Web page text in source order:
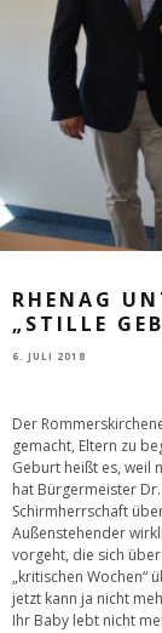
RHENAG
„STILLE
6. JULI 2018
Der
gemacht, Eltern zu
Geburt heißt es, weil
hat Bürgermeister
Schirmherrschaft
Außenstehender
vorgeht, die sich
„kritischen Wochen“
jetzt kann ja nicht
Ihr Baby lebt nicht